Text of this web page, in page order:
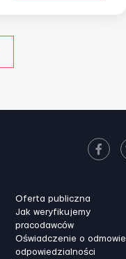
Oferta publiczna
Jak weryfikujemy
pracodawców
Oświadczenie o odmowie
odpowiedzialności